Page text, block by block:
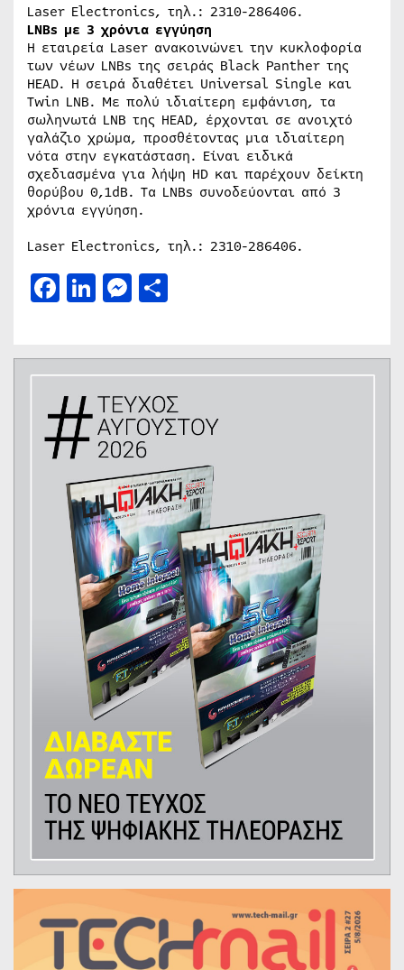
Laser Electronics, τηλ.: 2310-286406.
LNBs με 3 χρόνια εγγύηση
Η εταιρεία Laser ανακοινώνει την κυκλοφορία
των νέων LNBs της σειράς Black Panther της
HEAD. Η σειρά διαθέτει Universal Single και
Twin LNB. Με πολύ ιδιαίτερη εμφάνιση, τα
σωληνωτά LNB της HEAD, έρχονται σε ανοιχτό
γαλάζιο χρώμα, προσθέτοντας μια ιδιαίτερη
νότα στην εγκατάσταση. Είναι ειδικά
σχεδιασμένα για λήψη HD και παρέχουν δείκτη
θορύβου 0,1dB. Τα LNBs συνοδεύονται από 3
χρόνια εγγύηση.
Laser Electronics, τηλ.: 2310-286406.
Facebook
LinkedIn
Messenger